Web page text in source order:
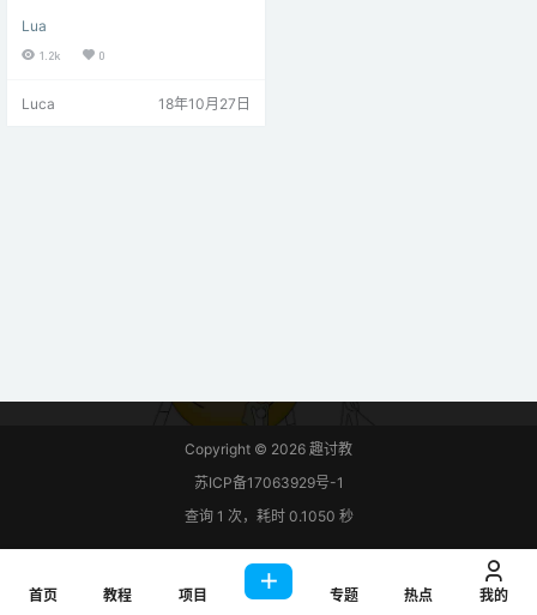
都是这样 但D-duino可以做得比他
们更多（我们也可以使用nodemcu
在这个项目中，我使用LUA语言编
Lua
1.2k 0
Luca 18年10月27日
Copyright © 2026 趣讨教
苏ICP备17063929号-1
查询 1 次，耗时 0.1050 秒
首页 教程 项目 专题 热点 我的